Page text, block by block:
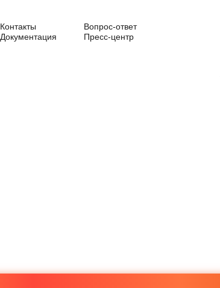
Контакты
Вопрос-ответ
Документация
Пресс-центр